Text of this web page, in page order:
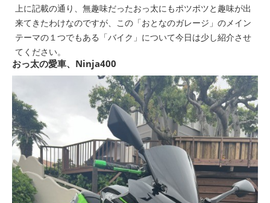
上に記載の通り、無趣味だったおっ太にもポツポツと趣味が出
来てきたわけなのですが、この「おとなのガレージ」 のメイン
テーマの１つでもある「バイク 」について今日は少し紹介させ
てください。
おっ太の愛車、Ninja400